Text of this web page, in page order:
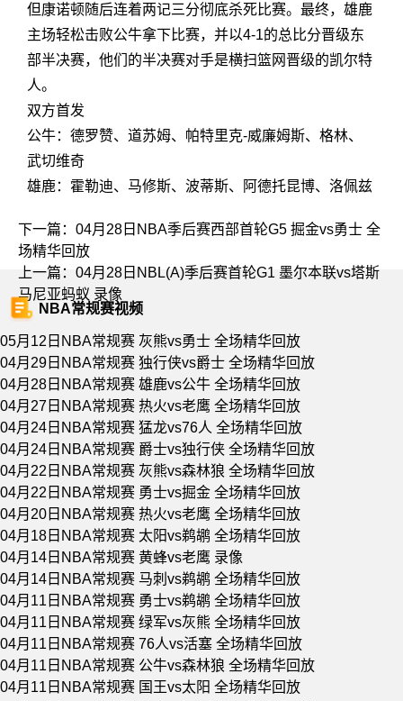
但康诺顿随后连着两记三分彻底杀死比赛。最终，雄鹿
主场轻松击败公牛拿下比赛，并以4-1的总比分晋级东
部半决赛，他们的半决赛对手是横扫篮网晋级的凯尔特
人。
双方首发
公牛：德罗赞、道苏姆、帕特里克-威廉姆斯、格林、
武切维奇
雄鹿：霍勒迪、马修斯、波蒂斯、阿德托昆博、洛佩兹
下一篇： 04月28日NBA季后赛西部首轮G5 掘金vs勇士 全
场精华回放
上一篇： 04月28日NBL(A)季后赛首轮G1 墨尔本联vs塔斯
马尼亚蚂蚁 录像
NBA常规赛视频
05月12日NBA常规赛 灰熊vs勇士 全场精华回放
04月29日NBA常规赛 独行侠vs爵士 全场精华回放
04月28日NBA常规赛 雄鹿vs公牛 全场精华回放
04月27日NBA常规赛 热火vs老鹰 全场精华回放
04月24日NBA常规赛 猛龙vs76人 全场精华回放
04月24日NBA常规赛 爵士vs独行侠 全场精华回放
04月22日NBA常规赛 灰熊vs森林狼 全场精华回放
04月22日NBA常规赛 勇士vs掘金 全场精华回放
04月20日NBA常规赛 热火vs老鹰 全场精华回放
04月18日NBA常规赛 太阳vs鹈鹕 全场精华回放
04月14日NBA常规赛 黄蜂vs老鹰 录像
04月14日NBA常规赛 马刺vs鹈鹕 全场精华回放
04月11日NBA常规赛 勇士vs鹈鹕 全场精华回放
04月11日NBA常规赛 绿军vs灰熊 全场精华回放
04月11日NBA常规赛 76人vs活塞 全场精华回放
04月11日NBA常规赛 公牛vs森林狼 全场精华回放
04月11日NBA常规赛 国王vs太阳 全场精华回放